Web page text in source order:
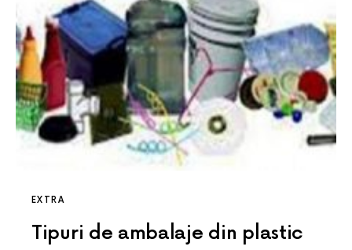
EXTRA
Tipuri de ambalaje din plastic